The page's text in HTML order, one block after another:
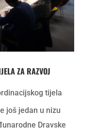
ZA RAZVOJ
tijela
još jedan u nizu
Dravske